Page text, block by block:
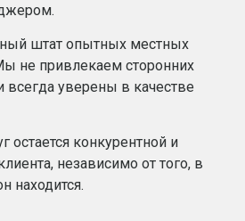
штат опытных местных
не привлекаем сторонних
всегда уверены в качестве
остается конкурентной и
независимо от того, в
находится.